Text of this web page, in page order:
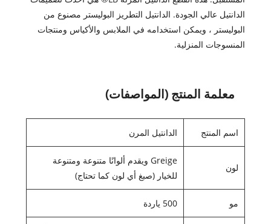
الدانتيل عالي الجودة. الدانتيل التطريز البوليستر مصنوع من
البوليستر ، ويمكن استخدامه في الملابس والأكياس ومنتجات
المنسوجات المنزلية.
معلمة المنتج (المواصفات)
اسم المنتج الدانتيل المرن
لون
Greige ويقدم ألوانًا متنوعة ومتنوعة
للخيار (صبغ أي لون كما تحتاج)
مو 500 ياردة